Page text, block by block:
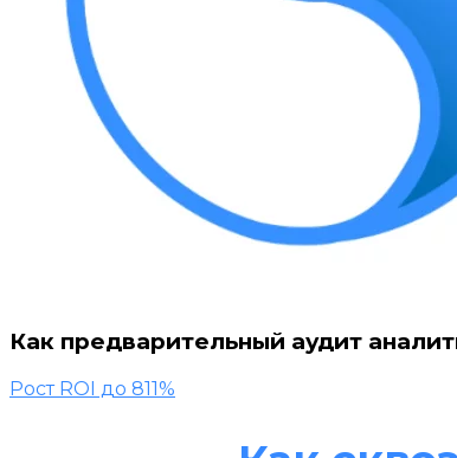
Как предварительный аудит
Рост ROI до 811%